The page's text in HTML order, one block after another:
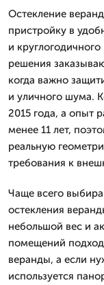
Остекление
пристройку в
и
решения
когда важно
и уличного шума.
2015 года, а опыт
менее 11 лет,
реальную
требования к
Чаще всего
остекления
небольшой вес и
помещений
веранды, а если
используется